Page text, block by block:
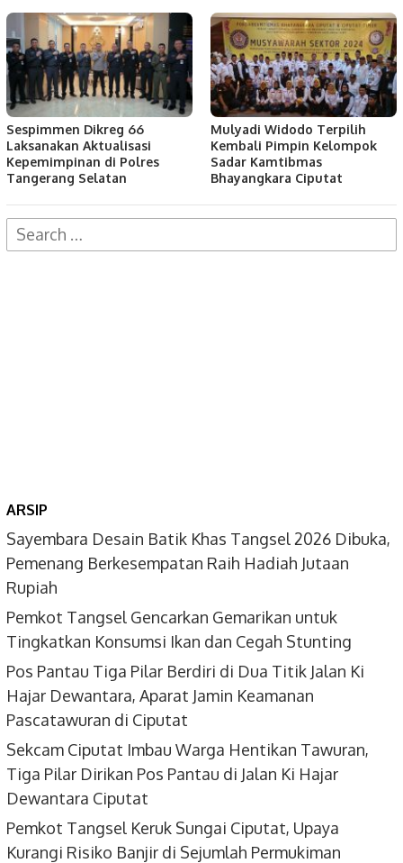
Sespimmen Dikreg 66
Laksanakan Aktualisasi
Kepemimpinan di Polres
Tangerang Selatan
Mulyadi Widodo Terpilih
Kembali Pimpin Kelompok
Sadar Kamtibmas
Bhayangkara Ciputat
Search
for:
ARSIP
Sayembara Desain Batik Khas Tangsel 2026 Dibuka,
Pemenang Berkesempatan Raih Hadiah Jutaan
Rupiah
Pemkot Tangsel Gencarkan Gemarikan untuk
Tingkatkan Konsumsi Ikan dan Cegah Stunting
Pos Pantau Tiga Pilar Berdiri di Dua Titik Jalan Ki
Hajar Dewantara, Aparat Jamin Keamanan
Pascatawuran di Ciputat
Sekcam Ciputat Imbau Warga Hentikan Tawuran,
Tiga Pilar Dirikan Pos Pantau di Jalan Ki Hajar
Dewantara Ciputat
Pemkot Tangsel Keruk Sungai Ciputat, Upaya
Kurangi Risiko Banjir di Sejumlah Permukiman